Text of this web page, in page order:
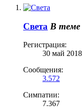
Света В теме
Регистрация:
30 май 2018
Сообщения:
3.572
Симпатии:
7.367